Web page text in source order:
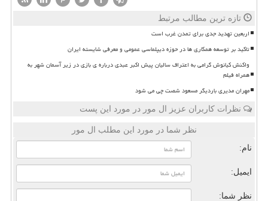
تازه ترین مطالب مرتبط
اربعین تهدید جدی برای تمدن غرب است
تاکید بر توسعه همکاری ها در حوزه دیپلماسی عمومی و معرفی شایسته ایران
واکنش کیانوش گرامی به اعتراف سالیان پیش اکبر عبدی درباره ی بازی در زیر آسمان شهر به
همراه فیلم
مهران مدیری باردیگر مسعود شصت چی می شود
نظرات کاربران عزیز ال مور در مورد این پست
نظر شما در مورد این مطلب ال مور
نام:
ایمیل:
نظر شما: